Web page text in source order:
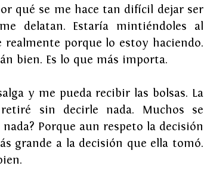
qué se me hace tan difícil dejar ser
delatan. Estaría mintiéndoles al
porque lo estoy haciendo.
bien. Es lo que más importa.
y me pueda recibir las bolsas. La
sin decirle nada. Muchos se
Porque aun respeto la decisión
grande a la decisión que ella tomó.